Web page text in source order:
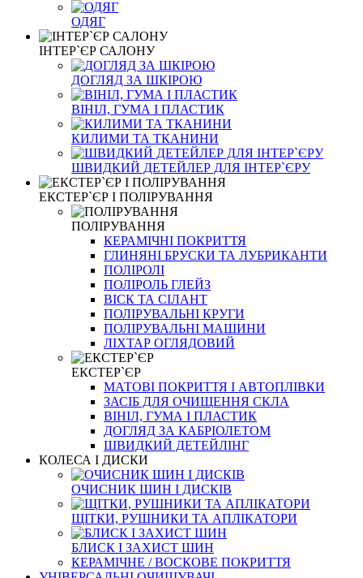
ОДЯГ
ІНТЕР`ЄР САЛОНУ
ДОГЛЯД ЗА ШКІРОЮ
ВІНІЛ, ГУМА І ПЛАСТИК
КИЛИМИ ТА ТКАНИНИ
ШВИДКИЙ ДЕТЕЙЛЕР ДЛЯ ІНТЕР`ЄРУ
ЕКСТЕР`ЄР І ПОЛІРУВАННЯ
ПОЛІРУВАННЯ
КЕРАМІЧНІ ПОКРИТТЯ
ГЛИНЯНІ БРУСКИ ТА ЛУБРИКАНТИ
ПОЛІРОЛІ
ПОЛІРОЛЬ ГЛЕЙЗ
ВІСК ТА СІЛАНТ
ПОЛІРУВАЛЬНІ КРУГИ
ПОЛІРУВАЛЬНІ МАШИНИ
ЛІХТАР ОГЛЯДОВИЙ
ЕКСТЕР`ЄР
МАТОВІ ПОКРИТТЯ І АВТОПЛІВКИ
ЗАСІБ ДЛЯ ОЧИЩЕННЯ СКЛА
ВІНІЛ, ГУМА І ПЛАСТИК
ДОГЛЯД ЗА КАБРІОЛЕТОМ
ШВИДКИЙ ДЕТЕЙЛІНГ
КОЛЕСА І ДИСКИ
ОЧИСНИК ШИН І ДИСКІВ
ЩІТКИ, РУШНИКИ ТА АПЛІКАТОРИ
БЛИСК І ЗАХИСТ ШИН
КЕРАМІЧНЕ / ВОСКОВЕ ПОКРИТТЯ